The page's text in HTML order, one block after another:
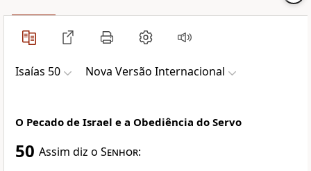
Isaías 50 Nova Versão Internacional
O Pecado de Israel e a Obediência do Servo
50 Assim diz o Senhor: